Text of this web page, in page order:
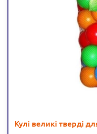
Кулі великі тверді